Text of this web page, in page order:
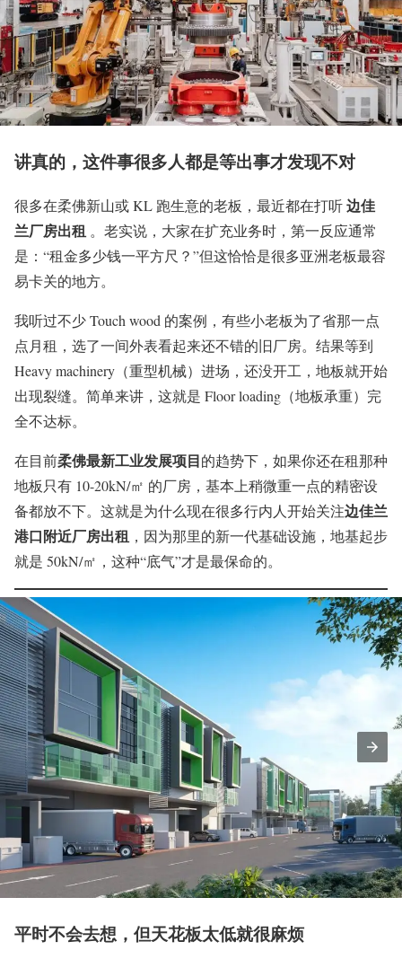
讲真的，这件事很多人都是等出事才发现不对
很多在柔佛新山或 KL 跑生意的老板，最近都在打听边佳
兰厂房出租 。老实说，大家在扩充业务时，第一反应通常
是：“租金多少钱一平方尺？”但这恰恰是很多亚洲老板最容
易卡关的地方。
我听过不少 Touch wood 的案例，有些小老板为了省那一点
点月租，选了一间外表看起来还不错的旧厂房。结果等到
Heavy machinery（重型机械）进场，还没开工，地板就开始
出现裂缝。简单来讲，这就是 Floor loading（地板承重）完
全不达标。
在目前柔佛最新工业发展项目的趋势下，如果你还在租那种
地板只有 10-20kN/㎡ 的厂房，基本上稍微重一点的精密设
备都放不下。这就是为什么现在很多行内人开始关注边佳兰
港口附近厂房出租 ，因为那里的新一代基础设施，地基起步
就是 50kN/㎡，这种“底气”才是最保命的。
平时不会去想，但天花板太低就很麻烦